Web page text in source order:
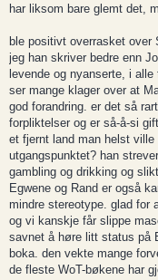
har liksom bare glemt det,
ble positivt overrasket
jeg han skriver bedre enn
levende og nyanserte, i alle
ser mange klager over at
god forandring. er det så
forpliktelser og er så-å-si
et fjernt land man helst
utgangspunktet? han
gambling og drikking og
Egwene og Rand er også
mindre stereotype. glad for
og vi kanskje får slippe
savnet å høre litt status på
boka. den vekte mange
de fleste WoT-bøkene har